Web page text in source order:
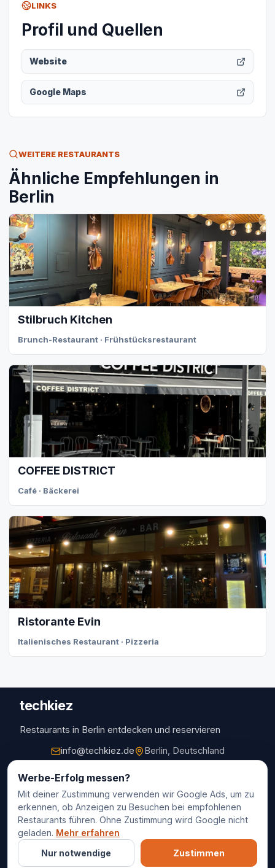
LINKS
Profil und Quellen
Website
Google Maps
WEITERE RESTAURANTS
Ähnliche Empfehlungen in
Berlin
Stilbruch Kitchen
Brunch-Restaurant · Frühstücksrestaurant
COFFEE DISTRICT
Café · Bäckerei
Ristorante Evin
Italienisches Restaurant · Pizzeria
techkiez
Restaurants in Berlin entdecken und reservieren
info@techkiez.de
Berlin, Deutschland
Restaurants
Restaurantauswahl
Für Unternehmen
Kontakt
© 2025 techkiez. Alle Rechte vorbehalten.
Werbe-Erfolg messen?
Mit deiner Zustimmung verwenden wir Google Ads, um zu
erkennen, ob Anzeigen zu Besuchen bei empfohlenen
Restaurants führen. Ohne Zustimmung wird Google nicht
geladen. Mehr erfahren
Nur notwendige
Zustimmen